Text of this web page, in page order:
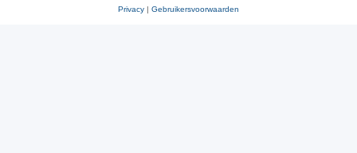
Privacy | Gebruikersvoorwaarden